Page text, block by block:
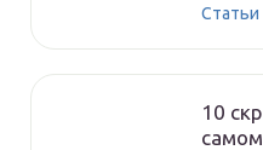
Статьи
10